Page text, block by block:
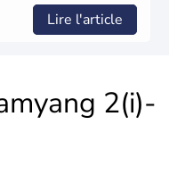
Lire l'article
2(i)-